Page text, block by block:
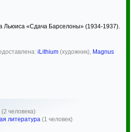
Льюиса «Сдача Барселоны» (1934-1937).
iLithium (художник), Magnus
(2 человека)
литература (1 человек)